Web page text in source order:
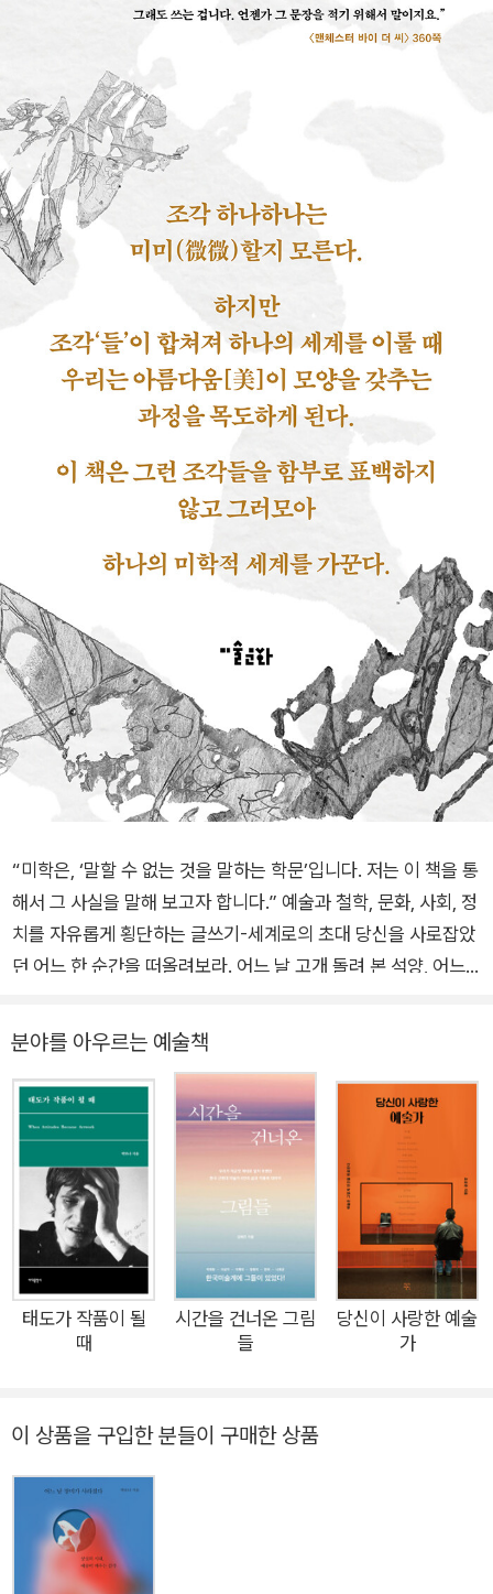
“미학은, ‘말할 수 없는 것을 말하는 학문’입니다. 저는 이 책을 통
해서 그 사실을 말해 보고자 합니다.” 예술과 철학, 문화, 사회, 정
치를 자유롭게 횡단하는 글쓰기-세계로의 초대 당신을 사로잡았
던 어느 한 순간을 떠올려보라. 어느 날 고개 돌려 본 석양, 어느
길거리의 휘황찬란한 불빛들, 풀밭에 누워서 듣던 노래, 어느 뒷
운 군무, 그 얇은 날개에서 부서지던 빛의 조각들, 미술관에서 나
도 모르게 30분 내내 그 앞에 서 있었던 어떤 그림, 저항할 수 없
이 눈물을 줄줄 흘렸던 영화, 그 영화에 겹쳐 대 보았던 나의 지난
시간들, 그 시간마다에 녹아 들어간 소리, 냄새, 빛깔과 촉감
들……. 어떤 사람을 압도했던 순간은 저마다 다 다를 것이지만,
이들에는 한 가지 공통점이 있다. 바로, 우리는 그것을 “말로 다
할 수 없다”는 것이다. 알고 있는 가장 아름다운 형용사를 붙이고
최상급 강조 부사를 붙인다 해도 우리 머릿속과 마음속에 선연히
떠오르는 그 순간을 “차마 말로는” 다 할 수 없는 것이다. 저자는
언어로 다 말할 수가 없다는 것을 저는 확신합니다.”(9쪽) 하지만
불가능하기 때문에 더 간절해지는 것이 있다. 우리는 그 간절함을
시로, 노래로, 춤으로, 여타 수많은 예술 장르로 표현해 왔다. 좌
절감, 그리고 그에 따른 묘한 흥분과 오기. 바로 이 지점에서 저자
는 미학을 정의 내린다. “미학은 바로 그 이중적인 충동에 두 발
분야를 아우르는 예술책
태도가 작품이 될
때
시간을 건너온 그림
들
당신이 사랑한 예술
가
이 상품을 구입한 분들이 구매한 상품